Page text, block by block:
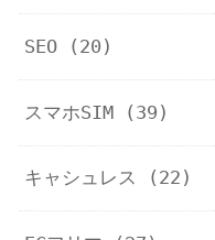
SEO (20)
スマホSIM (39)
キャシュレス (22)